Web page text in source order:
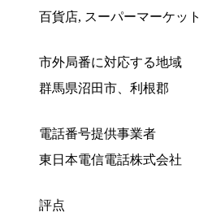
百貨店, スーパーマーケット
市外局番に対応する地域
群馬県沼田市、利根郡
電話番号提供事業者
東日本電信電話株式会社
評点